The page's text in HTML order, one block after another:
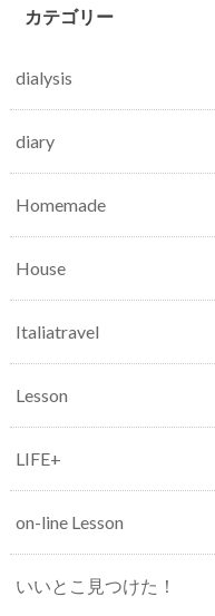
カテゴリー
dialysis
diary
Homemade
House
Italiatravel
Lesson
LIFE+
on-line Lesson
いいとこ見つけた！